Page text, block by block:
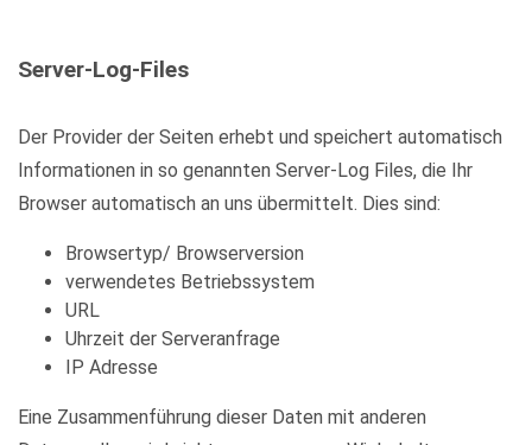
Server-Log-Files
Der Provider der Seiten erhebt und speichert automatisch
Informationen in so genannten Server-Log Files, die Ihr
Browser automatisch an uns übermittelt. Dies sind:
Browsertyp/ Browserversion
verwendetes Betriebssystem
URL
Uhrzeit der Serveranfrage
IP Adresse
Eine Zusammenführung dieser Daten mit anderen